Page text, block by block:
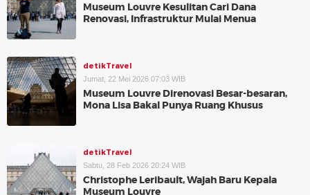
Museum Louvre Kesulitan Cari Dana
Renovasi, Infrastruktur Mulai Menua
detikTravel
Jumat, 22 Mei 2026 07:03 WIB
Museum Louvre Direnovasi Besar-besaran,
Mona Lisa Bakal Punya Ruang Khusus
detikTravel
Sabtu, 28 Feb 2026 20:24 WIB
Christophe Leribault, Wajah Baru Kepala
Museum Louvre